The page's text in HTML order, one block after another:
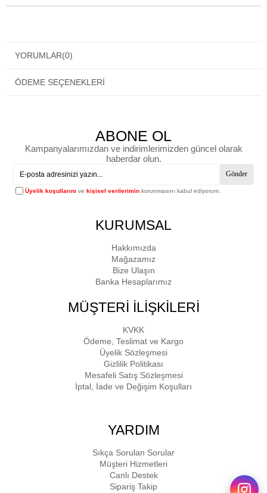
YORUMLAR(0)
ÖDEME SEÇENEKLERI
ABONE OL
Kampanyalarımızdan ve indirimlerimizden güncel olarak
haberdar olun.
Gönder
Üyelik koşullarını vekişisel verilerimin korunmasını kabul ediyorum.
KURUMSAL
Hakkımızda
Mağazamız
Bize Ulaşın
Banka Hesaplarımız
MÜŞTERİ İLİŞKİLERİ
KVKK
Ödeme, Teslimat ve Kargo
Üyelik Sözleşmesi
Gizlilik Politikası
Mesafeli Satış Sözleşmesi
İptal, İade ve Değişim Koşulları
YARDIM
Sıkça Sorulan Sorular
Müşteri Hizmetleri
Canlı Destek
Sipariş Takip